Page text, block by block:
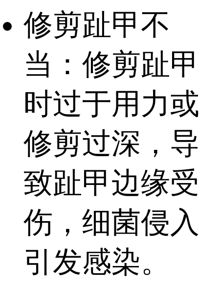
修剪趾甲不
当：修剪趾甲
时过于用力或
修剪过深，导
致趾甲边缘受
伤，细菌侵入
引发感染。